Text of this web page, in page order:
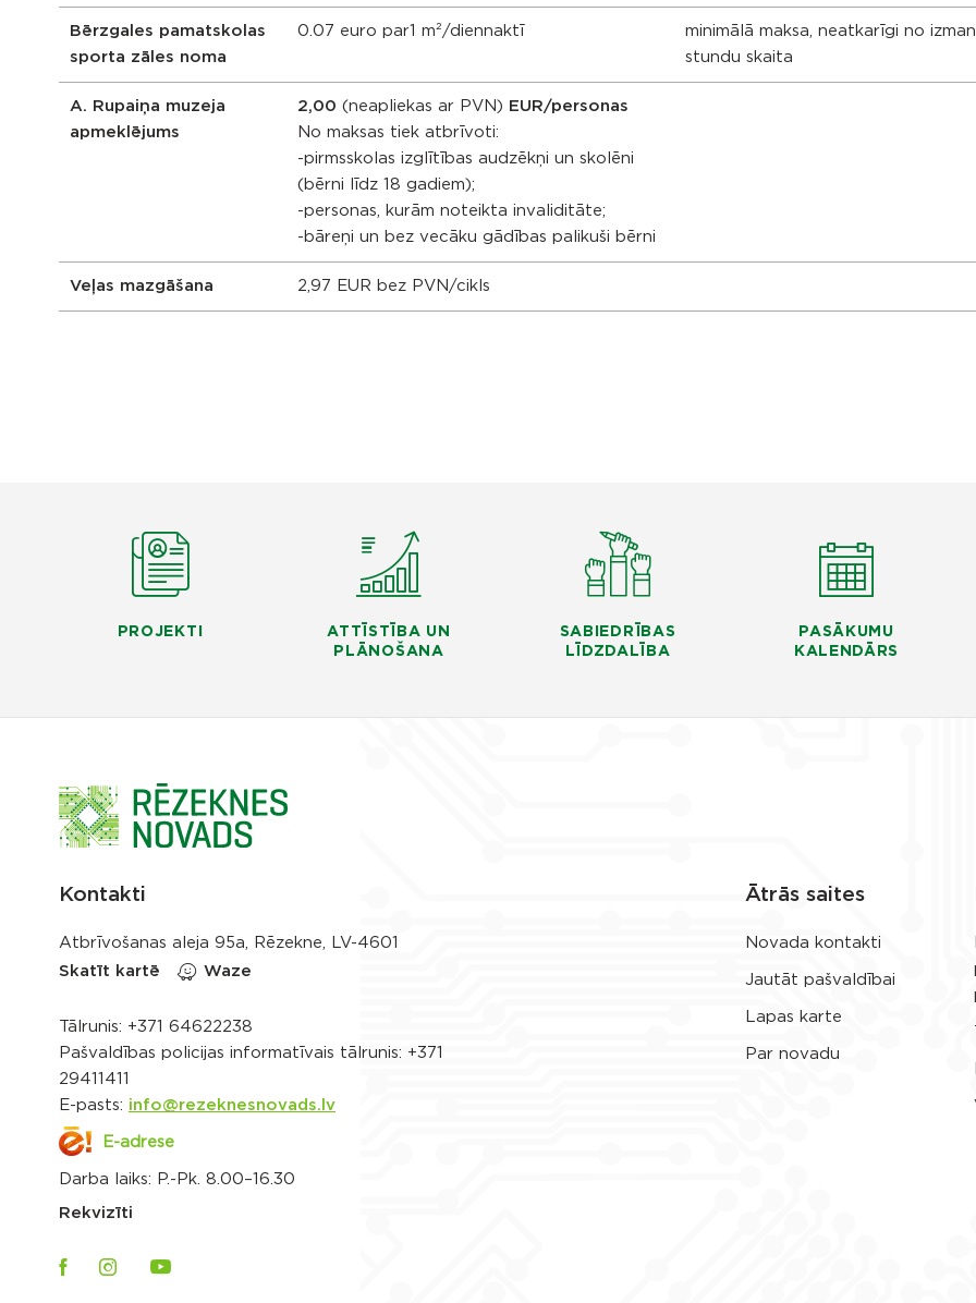
Bērzgales pamatskolas
sporta zāles noma
0.07 euro par1 m²/diennaktī
minimālā maksa, neatkarīgi no
stundu skaita
A. Rupaiņa muzeja
apmeklējums
2,00 (neapliekas ar PVN) EUR/personas
No maksas tiek atbrīvoti:
-pirmsskolas izglītības audzēkņi un skolēni
(bērni līdz 18 gadiem);
-personas, kurām noteikta invaliditāte;
-bāreņi un bez vecāku gādības palikuši bērni
Veļas mazgāšana 2,97 EUR bez PVN/cikls
PROJEKTI
ATTĪSTĪBA UN
PLĀNOŠANA
SABIEDRĪBAS
LĪDZDALĪBA
PASĀKUMU
KALENDĀRS
Kontakti
Atbrīvošanas aleja 95a, Rēzekne, LV-4601
Skatīt kartē
Waze
Tālrunis: +371 64622238
Pašvaldības policijas informatīvais tālrunis: +371
29411411
E-pasts: info@rezeknesnovads.lv
E-adrese
Darba laiks: P.-Pk. 8.00–16.30
Rekvizīti
Ātrās saites
Novada kontakti
Jautāt pašvaldībai
Lapas karte
Par novadu